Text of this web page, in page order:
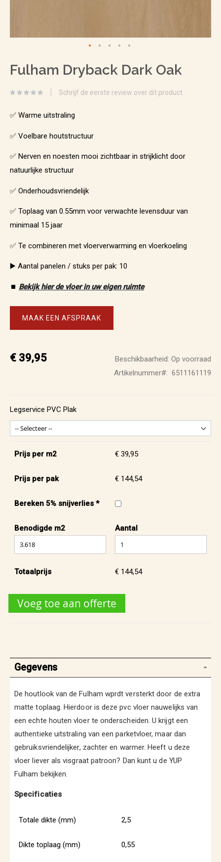
naar
van
gallerij
Fulham Dryback Dark Oak
Schrijf de eerste review over dit product
✅ Warme uitstraling
✅ Voelbare houtstructuur
✅ Nerven en noesten mooi zichtbaar in strijklicht door
natuurlijke structuur
✅ Onderhoudsvriendelijk
✅ Toplaag van 0.55mm voor verwachte levensduur van
minimaal 15 jaar
✅ Te combineren met vloerverwarming en vloerkoeling
▶️ Aantal panelen / stuks per pak: 10
⏹️ Bekijk hier de vloer in uw eigen ruimte
MAAK EEN AFSPRAAK
€ 39,95 Beschikbaarheid: Op voorraad
Artikelnummer
6511161119
Legservice PVC Plak
Prijs per m2 € 39,95
Prijs per pak € 144,54
Bereken 5% snijverlies *
Benodigde m2 Aantal
Totaalprijs € 144,54
Voeg toe aan offerte
Gegevens
De houtlook van de Fulham wprdt versterkt door de extra
matte toplaag. Hierdoor is deze pvc vloer nauwelijks van
een echte houten vloer te onderscheiden. U krijgt een
authentieke uitstraling van een parketvloer, maar dan
gebruiksvriendelijker, zachter en warmer. Heeft u deze
vloer liever als visgraat patroon? Dan kunt u de YUP
Fulham bekijken.
Specificaties
Totale dikte (mm) 2,5
Dikte toplaag (mm) 0,55